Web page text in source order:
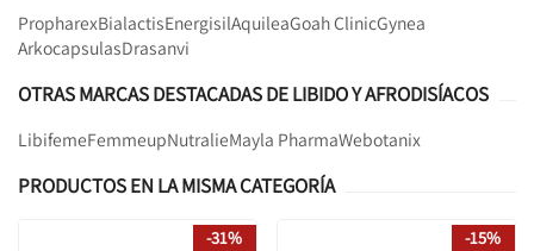
PropharexBialactisEnergisilAquileaGoah ClinicGynea
ArkocapsulasDrasanvi
OTRAS MARCAS DESTACADAS DE LIBIDO Y AFRODISÍACOS
LibifemeFemmeupNutralieMayla PharmaWebotanix
PRODUCTOS EN LA MISMA CATEGORÍA
-31% -15%